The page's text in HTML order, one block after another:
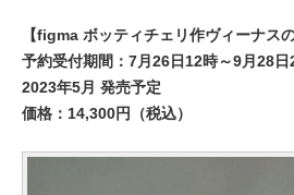
【figma ボッティチェリ作ヴィーナスの
予約受付期間：7月26日12時～9月28日
2023年5月 発売予定
価格：14,300円（税込）